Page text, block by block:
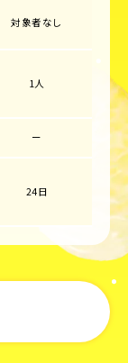
対象者なし
1人
ー
24日